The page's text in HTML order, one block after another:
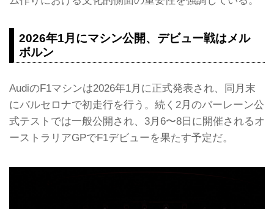
2026年1月にマシン公開、デビュー戦はメル
ボルン
AudiのF1マシンは2026年1月に正式発表され、同月末
にバルセロナで初走行を行う。続く2月のバーレーン公
式テストでは一般公開され、3月6〜8日に開催されるオ
ーストラリアGPでF1デビューを果たす予定だ。